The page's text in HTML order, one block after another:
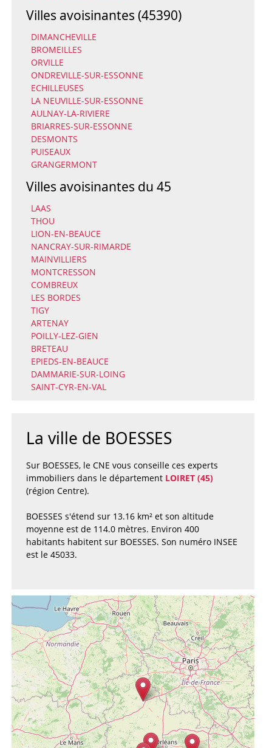
Villes avoisinantes (45390)
DIMANCHEVILLE
BROMEILLES
ORVILLE
ONDREVILLE-SUR-ESSONNE
ECHILLEUSES
LA NEUVILLE-SUR-ESSONNE
AULNAY-LA-RIVIERE
BRIARRES-SUR-ESSONNE
DESMONTS
PUISEAUX
GRANGERMONT
Villes avoisinantes du 45
LAAS
THOU
LION-EN-BEAUCE
NANCRAY-SUR-RIMARDE
MAINVILLIERS
MONTCRESSON
COMBREUX
LES BORDES
TIGY
ARTENAY
POILLY-LEZ-GIEN
BRETEAU
EPIEDS-EN-BEAUCE
DAMMARIE-SUR-LOING
SAINT-CYR-EN-VAL
La ville de BOESSES
Sur BOESSES, le CNE vous conseille ces experts
immobiliers dans le département LOIRET (45)
(région Centre).
BOESSES s'étend sur 13.16 km² et son altitude
moyenne est de 114.0 mètres. Environ 400
habitants habitent sur BOESSES. Son numéro INSEE
est le 45033.